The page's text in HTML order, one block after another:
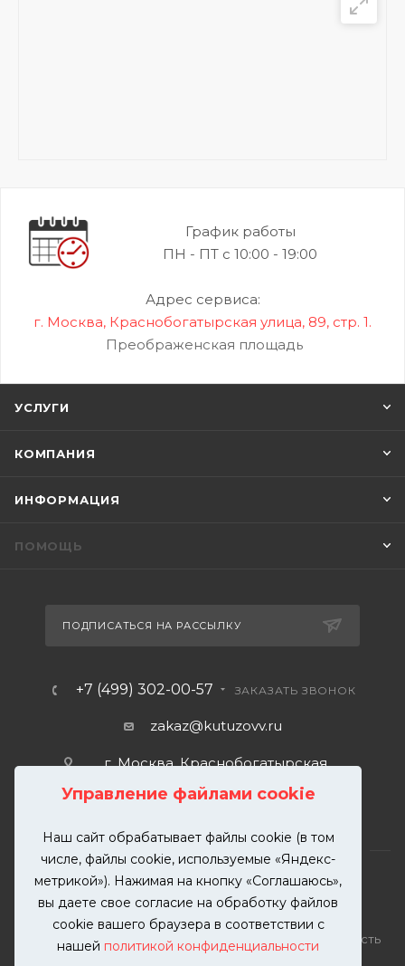
Управление файлами cookie
Наш сайт обрабатывает файлы cookie (в том
числе, файлы cookie, используемые «Яндекс-
метрикой»). Нажимая на кнопку «Соглашаюсь»,
вы даете свое согласие на обработку файлов
cookie вашего браузера в соответствии с
нашей политикой конфиденциальности
График работы
ПН - ПТ с 10:00 - 19:00
Адрес сервиса:
г. Москва, Краснобогатырская улица, 89, стр. 1.
Преображенская площадь
УСЛУГИ
КОМПАНИЯ
ИНФОРМАЦИЯ
ПОМОЩЬ
ПОДПИСАТЬСЯ НА РАССЫЛКУ
+7 (499) 302-00-57 ЗАКАЗАТЬ ЗВОНОК
zakaz@kutuzovv.ru
г. Москва, Краснобогатырская
2026 © KUTUZOVV | Кузовной ремонт и покраска
автомобилей. Вся информация на сайте – собственность